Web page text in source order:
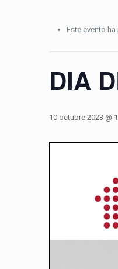
Este evento
DIA
10 octubre 2023 @